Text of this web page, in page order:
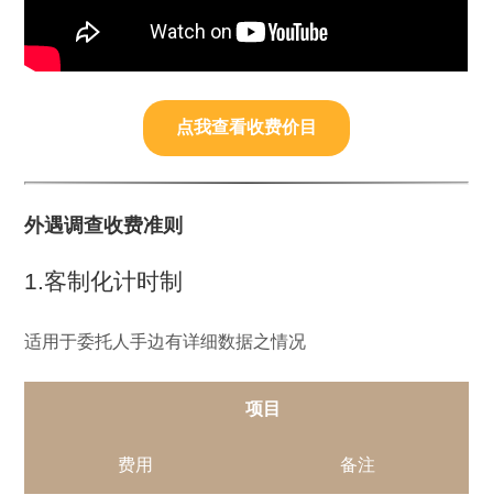
点我查看收费价目
外遇调查收费准则
1.客制化计时制
适用于委托人手边有详细数据之情况
项目
费用 备注